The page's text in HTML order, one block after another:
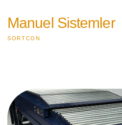
Manuel Sistemler
SORTCON